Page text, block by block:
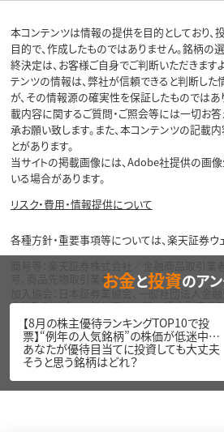
本コンテンツは情報の提供を目的としており
目的で、作成したものではありません。銘柄の
終決定は、お客様ご自身でご判断いただきます
テンツの情報は、弊社が信頼できると判断し
が、その情報源の確実性を保証したものではあ
載内容に関するご質問・ご照会等には一切お
承お願い致します。また、本コンテンツの記載
とがあります。
当サイトの掲載画像には、Adobe社提供の画像
いる場合があります。
リスク・費用・情報提供について
各種方針・重要事項等については、楽天証券ウ
商号等：楽天証券株式会社／金融商品取引業
号、商品先物取引業者
加入協会：日本証券業協会、一般社団法人金
先物取引協会、一般社団法人第二種金融商品
産運用業協会
Copyright©
1999-2026 Rakuten Securities, Inc. All
お金と投資のア
【8月の株主優待ランキングTOP10で投
票】“例年の人気銘柄”の株価が低迷中…
あなたが優待目当てに投資しても大丈夫
そうと思う銘柄はどれ？